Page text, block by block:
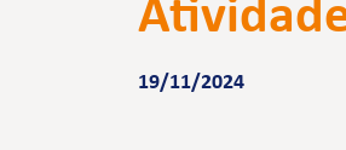
19/11/2024